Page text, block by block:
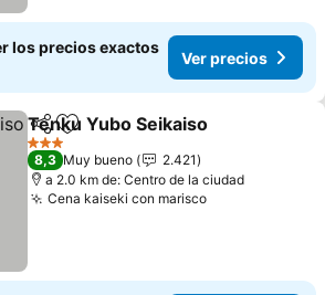
los precios exactos
Ver precios
Compartir
Agregar a favoritos
Tenku Yubo Seikaiso
3 Estrellas
8,3 Muy bueno
2.421
a 2.0 km de: Centro de la ciudad
Cena kaiseki con marisco